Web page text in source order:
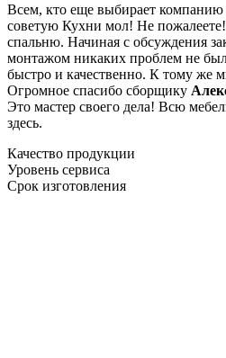
Всем, кто еще выбирает компанию
советую Кухни мол! Не
спальню. Начиная с обсуждения
монтажом никаких проблем не
быстро и качественно. К тому же
Огромное спасибо сборщику
Это мастер своего дела! Всю
здесь.
Качество продукции
Уровень сервиса
Срок изготовления